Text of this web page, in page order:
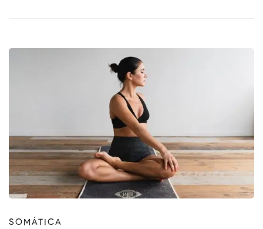
SOMÁTICA